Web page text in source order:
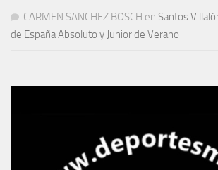
CARMEN SANCHEZ BOSCH en Santos
de España Absoluto y Junior de Verano